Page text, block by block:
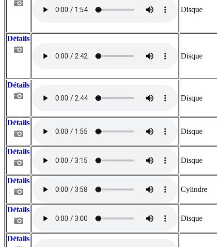
Disque
Détails
Disque
Détails
Disque
Détails
Disque
Détails
Disque
Détails
Cylindre
Détails
Disque
Détails